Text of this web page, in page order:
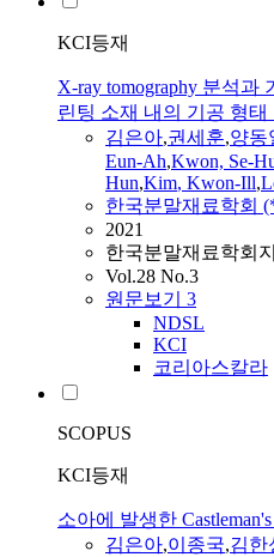
KCI등재
X-ray tomography 분석과
린팅 소재 내의 기공 형태
김은아,권세훈,양동
Eun-Ah,Kwon, Se-
Hun,Kim, Kwon-Ill,
한국분말재료학회
2021
한국분말재료학회
Vol.28 No.3
원문보기 3
NDSL
KCI
코리아스칼라
SCOPUS
KCI등재
소아에 발생한 Castleman's
김은아,이종국,김한